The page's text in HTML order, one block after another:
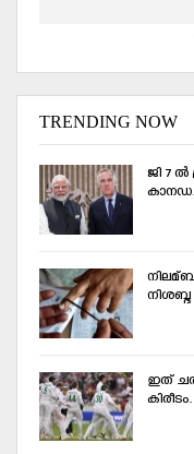
TRENDING NOW
ജി 7 ല്‍
ഇത്